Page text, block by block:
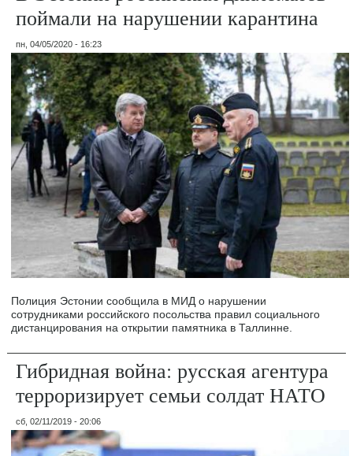
поймали на нарушении карантина
пн, 04/05/2020 - 16:23
Полиция Эстонии сообщила в МИД о нарушении
сотрудниками российского посольства правил социального
дистанцирования на открытии памятника в Таллинне.
Гибридная война: русская агентура
терроризирует семьи солдат НАТО
сб, 02/11/2019 - 20:06